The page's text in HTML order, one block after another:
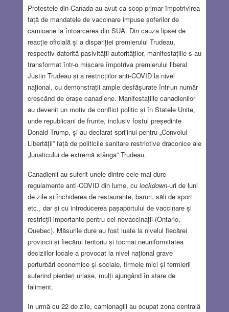
Protestele din Canada au avut ca scop primar împotrivirea
față de mandatele de vaccinare impuse șoferilor de
camioane la întoarcerea din SUA. Din cauza lipsei de
reacție oficială și a dispariției premierului Trudeau,
respectiv datorită pasivității autorităților, manifestațiile s-au
transformat într-o mișcare împotriva premierului liberal
Justin Trudeau și a restricțiilor anti-COVID la nivel
național, cu demonstrații ample desfășurate într-un număr
crescând de orașe canadiene. Manifestațiile canadienilor
au devenit un motiv de conflict politic și în Statele Unite,
unde republicani de frunte, inclusiv fostul președinte
Donald Trump, și-au declarat sprijinul pentru „Convoiul
Libertății” față de politicile sanitare restrictive draconice ale
„lunaticului de extremă stânga” Trudeau.
Canadienii au suferit unele dintre cele mai dure
regulamente anti-COVID din lume, cu lockdown-uri de luni
de zile și închiderea de restaurante, baruri, săli de sport
etc., dar și cu introducerea pașaportului de vaccinare și
restricții importante pentru cei nevaccinații (Ontario,
Quebec). Măsurile dure au fost luate la nivelul fiecărei
provincii și fiecărui teritoriu și tocmai neuniformitatea
deciziilor locale a provocat la nivel național grave
perturbări economice și sociale, firmele mici și fermierii
suferind pierderi uriașe, mulți ajungând în stare de
faliment.
În urmă cu 22 de zile, camionagiii au ocupat zona centrală